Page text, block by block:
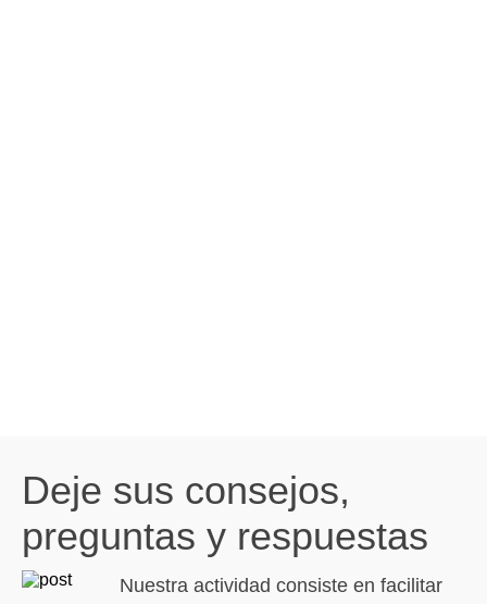
Deje sus consejos,
preguntas y respuestas
Nuestra actividad consiste en facilitar